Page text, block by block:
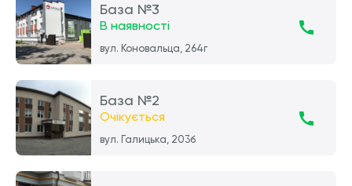
База №3
В наявності
вул. Коновальца, 264г
База №2
Очікується
вул. Галицька, 203б